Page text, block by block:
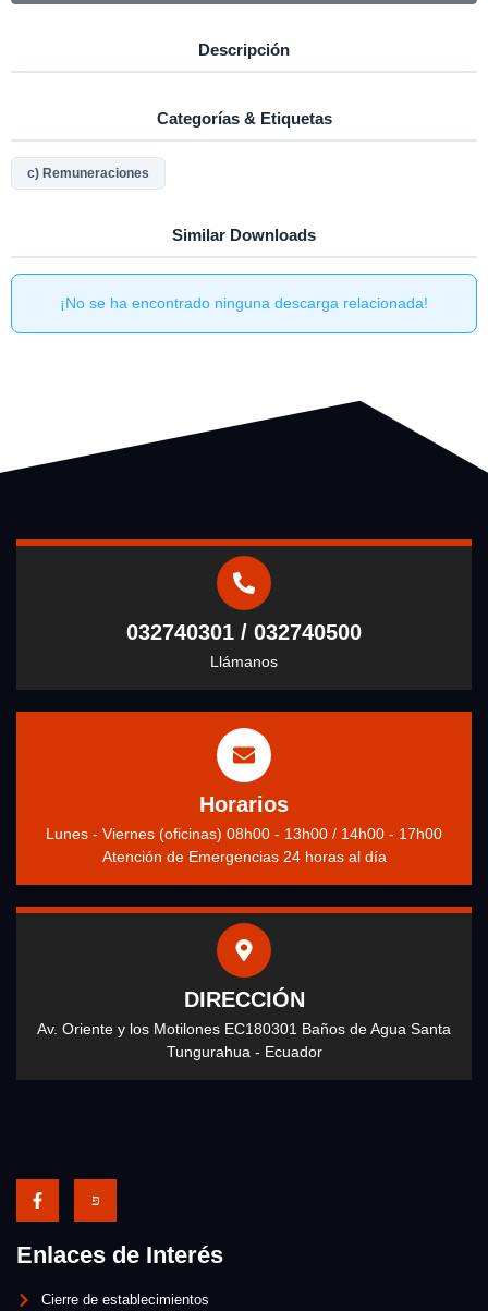
Descripción
Categorías & Etiquetas
c) Remuneraciones
Similar Downloads
¡No se ha encontrado ninguna descarga relacionada!
032740301 / 032740500
Llámanos
Horarios
Lunes - Viernes (oficinas) 08h00 - 13h00 / 14h00 - 17h00
Atención de Emergencias 24 horas al día
DIRECCIÓN
Av. Oriente y los Motilones EC180301 Baños de Agua Santa
Tungurahua - Ecuador
Enlaces de Interés
Cierre de establecimientos